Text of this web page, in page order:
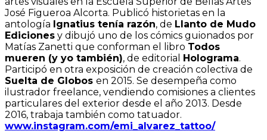
José Figueroa Alcorta. Publicó historietas en la
antología Ignatius tenía razón, de Llanto de Mudo
Ediciones y dibujó uno de los cómics guionados por
Matías Zanetti que conforman el libro Todos
mueren (y yo también), de editorial Holograma.
Participó en otra exposición de creación colectiva de
Suelta de Globos en 2015. Se desempeña como
ilustrador freelance, vendiendo comisiones a clientes
particulares del exterior desde el año 2013. Desde
2016, trabaja también como tatuador.
www.instagram.com/emi_alvarez_tattoo/